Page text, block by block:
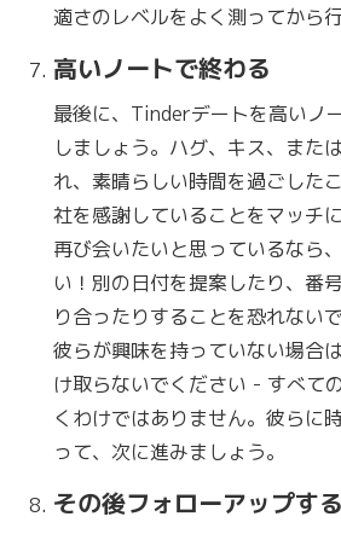
適さのレベルをよく測ってから
高いノートで終わる
最後に、Tinderデートを高いノ
しましょう。ハグ、キス、また
れ、素晴らしい時間を過ごした
社を感謝していることをマッチ
再び会いたいと思っているなら
い！別の日付を提案したり、番
り合ったりすることを恐れない
彼らが興味を持っていない場合
け取らないでください - すべて
くわけではありません。彼らに
って、次に進みましょう。
その後フォローアップする